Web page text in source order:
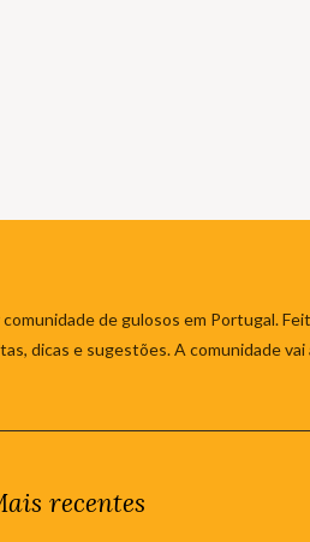
de gulosos em Portugal.
dicas e sugestões. A comunidade
recentes